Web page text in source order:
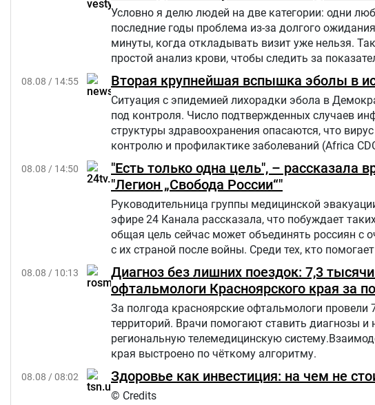
Условно я делю людей на две категории: одни
последние годы проблема из-за долгого
минуты, когда откладывать визит уже нельзя.
простой анализ крови, чтобы следить за
08.08 / 14:55 Вторая крупнейшая вспышка эболы в
Ситуация с эпидемией лихорадки эбола в
под контроля. Число подтвержденных случаев
структуры здравоохранения опасаются, что
контролю и профилактике заболеваний (Africa
08.08 / 14:50
"Есть только одна цель", – рассказала
"Легион „Свобода России“"
Руководительница группы медицинской
эфире 24 Канала рассказала, что побуждает
общая цель сейчас может объединять россиян с
с их страной после войны. Среди тех, кто
России.
08.08 / 10:13
Диагноз без лишних поездок: 7,3
офтальмологи Красноярского края за
За полгода красноярские офтальмологи
территорий. Врачи помогают ставить диагнозы и
региональную телемедицинскую
края выстроено по чёткому алгоритму.
08.08 / 08:02 Здоровье как инвестиция: на чем не
© Credits